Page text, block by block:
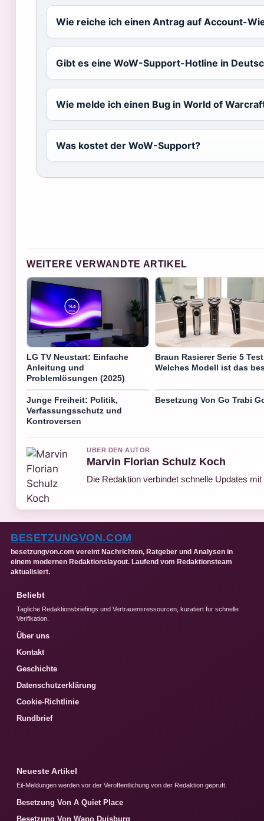
Wie reiche ich einen Antrag auf Account-
Gibt es eine WoW-Support-Hotline in
Wie melde ich einen Bug in World of
Was kostet der WoW-Support?
WEITERE VERWANDTE ARTIKEL
LG TV Neustart: Einfache
Anleitung und
Problemlösungen (2025)
Braun Rasierer Serie 5
Welches Modell ist das
Junge Freiheit: Politik,
Verfassungsschutz und
Kontroversen
Besetzung Von Go Trabi
UBER DEN AUTOR
Marvin Florian Schulz Koch
Die Redaktion verbindet schnelle Updates
BESETZUNGVON.COM
besetzungvon.com vereint Nachrichten, Ratgeber und Analysen in
einem modernen Redaktionslayout. Laufend vom Redaktionsteam
aktualisiert.
Beliebt
Tagliche Redaktionsbriefings und Vertrauensressourcen, kuratiert fur schnelle
Verifikation.
Über uns
Kontakt
Geschichte
Datenschutzerklärung
Cookie-Richtlinie
Rundbrief
Neueste Artikel
Eil-Meldungen werden vor der Veroffentlichung von der Redaktion gepruft.
Besetzung Von A Quiet Place
Besetzung Von Wapo Duisburg